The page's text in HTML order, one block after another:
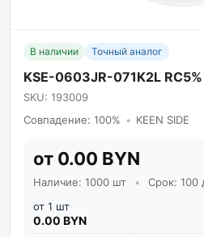
В наличии Точный аналог
KSE-0603JR-071K2L
SKU: 193009
Совпадение: 100% • KEEN SIDE
от 0.00 BYN
Наличие: 1000 шт • Срок: 100
от 1 шт
0.00 BYN